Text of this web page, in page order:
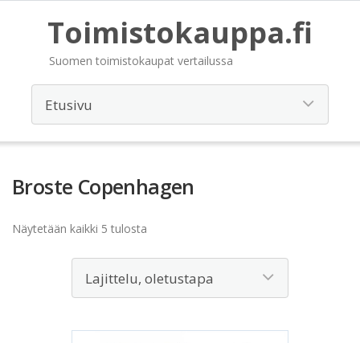
Toimistokauppa.fi
Suomen toimistokaupat vertailussa
Broste Copenhagen
Näytetään kaikki 5 tulosta